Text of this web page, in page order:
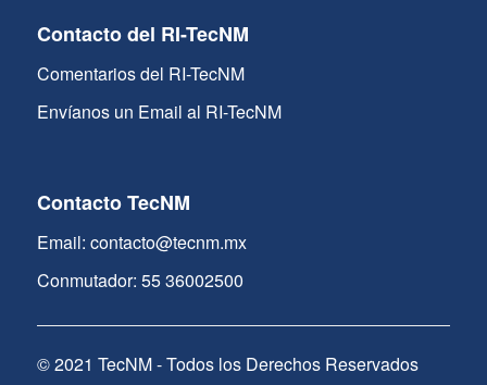
Contacto del RI-TecNM
Comentarios del RI-TecNM
Envíanos un Email al RI-TecNM
Contacto TecNM
Email: contacto@tecnm.mx
Conmutador: 55 36002500
© 2021 TecNM - Todos los Derechos Reservados